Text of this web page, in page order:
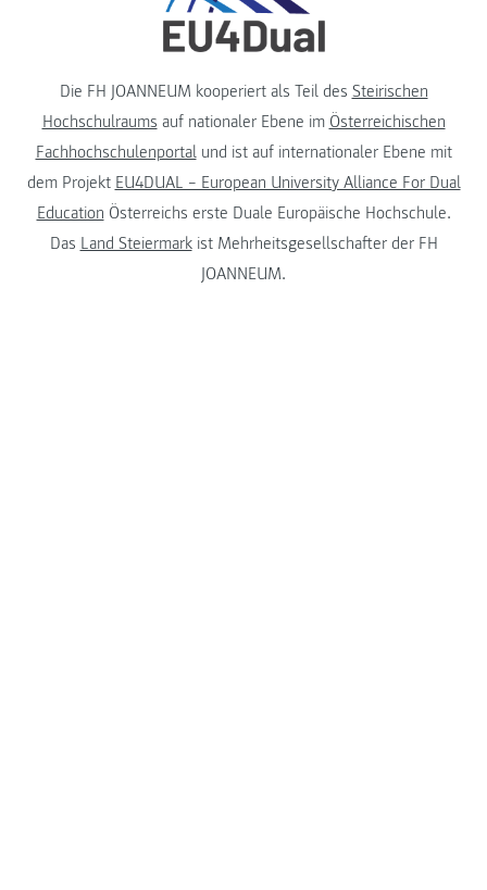
Die FH JOANNEUM kooperiert als Teil des Steirischen
Hochschulraums auf nationaler Ebene im Österreichischen
Fachhochschulenportalund ist auf internationaler Ebene mit
dem Projekt EU4DUAL – European University Alliance For Dual
Education Österreichs erste Duale Europäische Hochschule.
Das Land Steiermarkist Mehrheitsgesellschafter der FH
JOANNEUM.